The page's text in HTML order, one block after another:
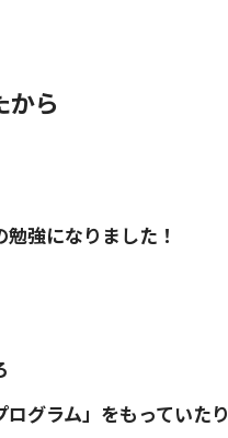
ら
強になりました！
グラム」をもっていたり